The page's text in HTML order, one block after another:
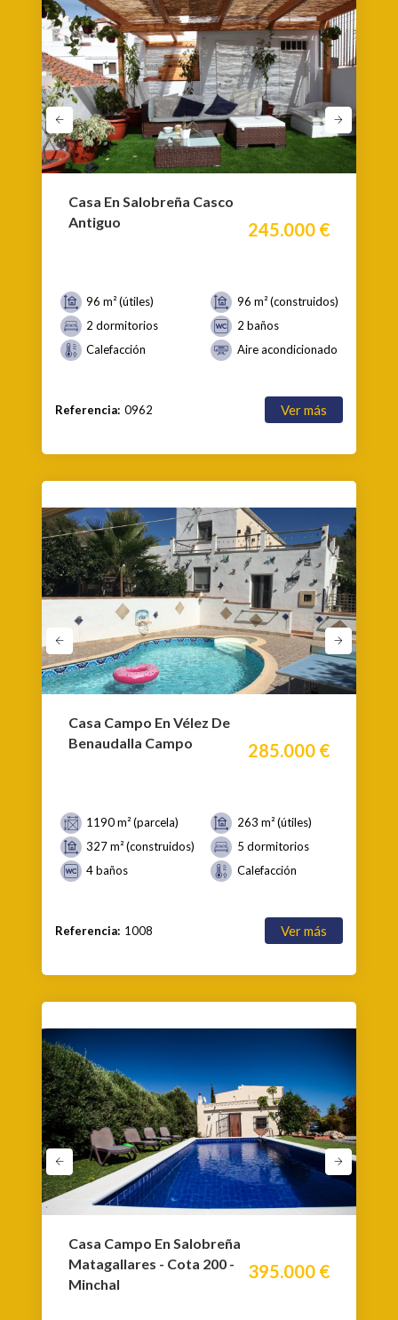
Casa En Salobreña Casco
Antiguo
245.000 €
96 m² (útiles)
96 m² (construidos)
2 dormitorios
2 baños
Calefacción
Aire acondicionado
Referencia: 0962 Ver más
Casa Campo En Vélez De
Benaudalla Campo
285.000 €
1190 m² (parcela)
263 m² (útiles)
327 m² (construidos)
5 dormitorios
4 baños
Calefacción
Referencia: 1008 Ver más
Casa Campo En Salobreña
Matagallares - Cota 200 -
Minchal
395.000 €